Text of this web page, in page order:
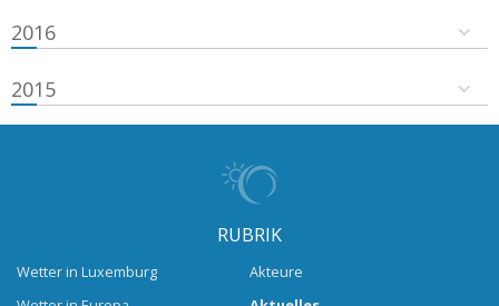
2016
2015
RUBRIK
Wetter in Luxemburg
Akteure